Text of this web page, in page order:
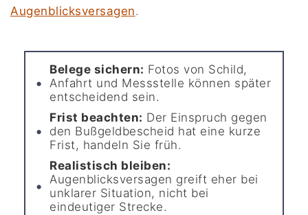
Augenblicksversagen.
Belege sichern: Fotos von Schild,
Anfahrt und Messstelle können später
entscheidend sein.
Frist beachten: Der Einspruch gegen
den Bußgeldbescheid hat eine kurze
Frist, handeln Sie früh.
Realistisch bleiben:
Augenblicksversagen greift eher bei
unklarer Situation, nicht bei
eindeutiger Strecke.